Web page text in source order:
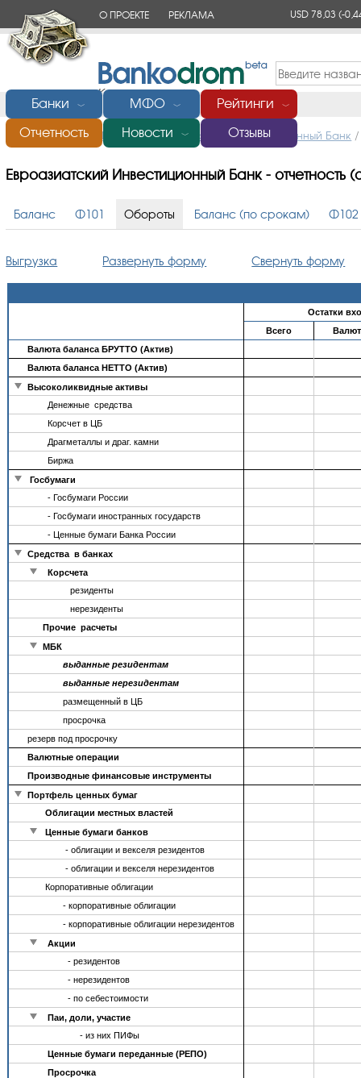
О ПРОЕКТЕ РЕКЛАМА USD 78,03(-
Банки ﹀ МФО ﹀ Рейтинги ﹀
Отчетность Новости ﹀ Отзывы
Главная/Банки России/Евроазиатский Инвестиционный Банк /
Евроазиатский Инвестиционный Банк -
Баланс Ф101 Обороты Баланс (по срокам) Ф102
Выгрузка Развернуть форму Свернуть форму
Остатки
Всего
Валюта баланса БРУТТО (Актив)
Валюта баланса НЕТТО (Актив)
Высоколиквидные активы
Денежные средства
Корсчет в ЦБ
Драгметаллы и драг. камни
Биржа
Госбумаги
- Госбумаги России
- Госбумаги иностранных государств
- Ценные бумаги Банка России
Средства в банках
Корсчета
резиденты
нерезиденты
Прочие расчеты
МБК
выданные резидентам
выданные нерезидентам
размещенный в ЦБ
просрочка
резерв под просрочку
Валютные операции
Производные финансовые инструменты
Портфель ценных бумаг
Облигации местных властей
Ценные бумаги банков
- облигации и векселя резидентов
- облигации и векселя нерезидентов
Корпоративные облигации
- корпоративные облигации
- корпоративные облигации нерезидентов
Акции
- резидентов
- нерезидентов
- по себестоимости
Паи, доли, участие
- из них ПИФы
Ценные бумаги переданные (РЕПО)
Просрочка